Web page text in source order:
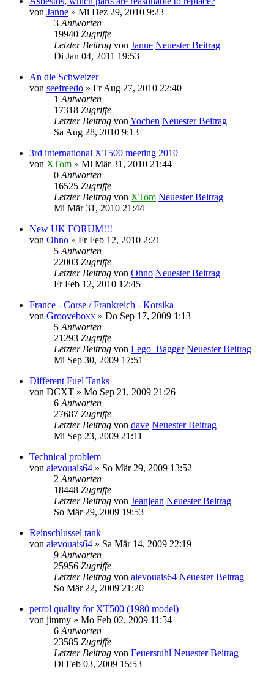
von Janne » Mi Dez 29, 2010 9:23
3 Antworten
19940 Zugriffe
Letzter Beitrag von Janne Neuester Beitrag
Di Jan 04, 2011 19:53
An die Schweizer
von seefreedo » Fr Aug 27, 2010 22:40
1 Antworten
17318 Zugriffe
Letzter Beitrag von Yochen Neuester Beitrag
Sa Aug 28, 2010 9:13
3rd international XT500 meeting 2010
von XTom » Mi Mär 31, 2010 21:44
0 Antworten
16525 Zugriffe
Letzter Beitrag von XTom Neuester Beitrag
Mi Mär 31, 2010 21:44
New UK FORUM!!!
von Ohno » Fr Feb 12, 2010 2:21
5 Antworten
22003 Zugriffe
Letzter Beitrag von Ohno Neuester Beitrag
Fr Feb 12, 2010 12:45
France - Corse / Frankreich - Korsika
von Grooveboxx » Do Sep 17, 2009 1:13
5 Antworten
21293 Zugriffe
Letzter Beitrag von Lego_Bagger Neuester Beitrag
Mi Sep 30, 2009 17:51
Different Fuel Tanks
von DCXT » Mo Sep 21, 2009 21:26
6 Antworten
27687 Zugriffe
Letzter Beitrag von dave Neuester Beitrag
Mi Sep 23, 2009 21:11
Technical problem
von aievouais64 » So Mär 29, 2009 13:52
2 Antworten
18448 Zugriffe
Letzter Beitrag von Jeanjean Neuester Beitrag
So Mär 29, 2009 19:53
Reinschlussel tank
von aievouais64 » Sa Mär 14, 2009 22:19
9 Antworten
25956 Zugriffe
Letzter Beitrag von aievouais64 Neuester Beitrag
So Mär 22, 2009 21:20
petrol quality for XT500 (1980 model)
von jimmy » Mo Feb 02, 2009 11:54
6 Antworten
23585 Zugriffe
Letzter Beitrag von Feuerstuhl Neuester Beitrag
Di Feb 03, 2009 15:53